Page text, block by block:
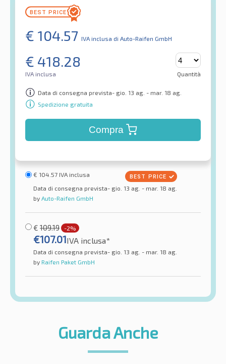
€ 104.57 IVA inclusa di Auto-Raifen GmbH
€ 418.28
IVA inclusa Quantità
Data di consegna prevista- gio. 13 ag. - mar. 18 ag.
Spedizione gratuita
Compra
€ 104.57 IVA inclusa
Data di consegna prevista- gio. 13 ag. - mar. 18 ag.
by Auto-Raifen GmbH
€ 109.19 -2%
€107.01IVA inclusa*
Data di consegna prevista- gio. 13 ag. - mar. 18 ag.
by Raifen Paket GmbH
Guarda Anche